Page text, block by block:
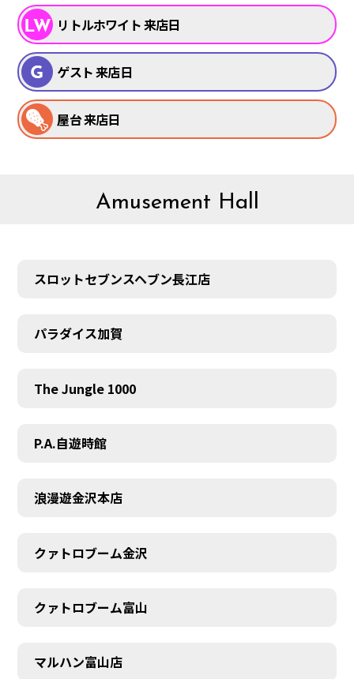
リトルホワイト 来店日
ゲスト 来店日
屋台 来店日
Amusement Hall
スロットセブンスヘブン長江店
パラダイス加賀
The Jungle 1000
P.A.自遊時館
浪漫遊金沢本店
クァトロブーム金沢
クァトロブーム富山
マルハン富山店